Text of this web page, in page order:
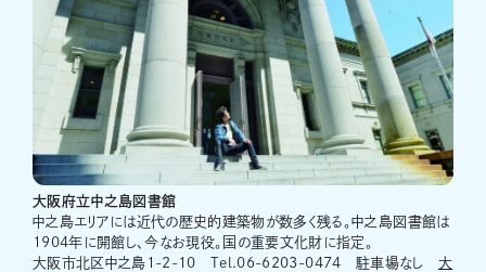
大阪府立中之島図書館
中之島エリアには近代の歴史的建築物が数多く残る。中之島図書館は
1904年に開館し、今なお現役。国の重要文化財に指定。
大阪市北区中之島1-2-10 Tel.06-6203-0474 駐車場なし 大